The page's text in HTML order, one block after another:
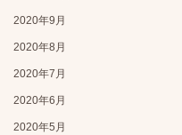
2020年9月
2020年8月
2020年7月
2020年6月
2020年5月